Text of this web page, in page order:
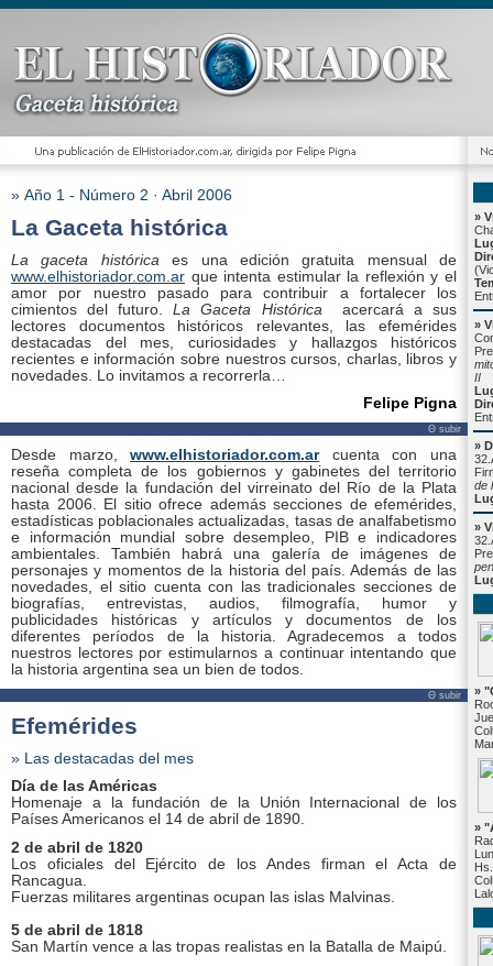
» Año 1 - Número 2 · Abril 2006
La Gaceta histórica
La gaceta históricaes una edición gratuita mensual de
www.elhistoriador.com.ar que intenta estimular la reflexión y el
amor por nuestro pasado para contribuir a fortalecer los
cimientos del futuro.La Gaceta Históricaacercará a sus
lectores documentos históricos relevantes, las efemérides
destacadas del mes, curiosidades y hallazgos históricos
recientes e información sobre nuestros cursos, charlas, libros y
novedades. Lo invitamos a recorrerla…
Felipe Pigna
»
»
II
»
de
»
»
»
Hs.
Θ subir
Desde marzo, www.elhistoriador.com.arcuenta con una
reseña completa de los gobiernos y gabinetes del territorio
nacional desde la fundación del virreinato del Río de la Plata
hasta 2006. El sitio ofrece además secciones de efemérides,
estadísticas poblacionales actualizadas, tasas de analfabetismo
e información mundial sobre desempleo, PIB e indicadores
ambientales. También habrá una galería de imágenes de
personajes y momentos de la historia del país. Además de las
novedades, el sitio cuenta con las tradicionales secciones de
biografías, entrevistas, audios, filmografía, humor y
publicidades históricas y artículos y documentos de los
diferentes períodos de la historia. Agradecemos a todos
nuestros lectores por estimularnos a continuar intentando que
la historia argentina sea un bien de todos.
Θ subir
Efemérides
» Las destacadas del mes
Día de las Américas
Homenaje a la fundación de la Unión Internacional de los
Países Americanos el 14 de abril de 1890.
2 de abril de 1820
Los oficiales del Ejército de los Andes firman el Acta de
Rancagua.
Fuerzas militares argentinas ocupan las islas Malvinas.
5 de abril de 1818
San Martín vence a las tropas realistas en la Batalla de Maipú.